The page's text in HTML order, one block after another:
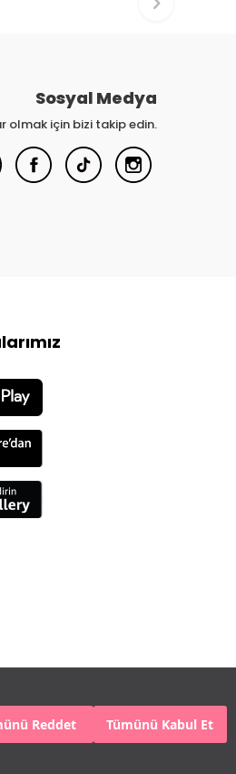
Reddet Tümünü Kabul Et
Sosyal Medya
olmak için bizi takip edin.